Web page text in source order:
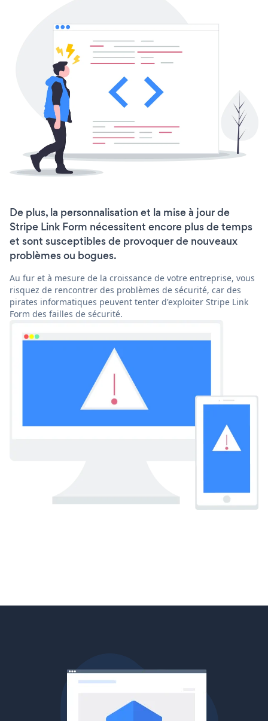
De plus, la personnalisation et la mise à jour de
Stripe Link Form nécessitent encore plus de temps
et sont susceptibles de provoquer de nouveaux
problèmes ou bogues.
Au fur et à mesure de la croissance de votre entreprise, vous
risquez de rencontrer des problèmes de sécurité, car des
pirates informatiques peuvent tenter d'exploiter Stripe Link
Form des failles de sécurité.